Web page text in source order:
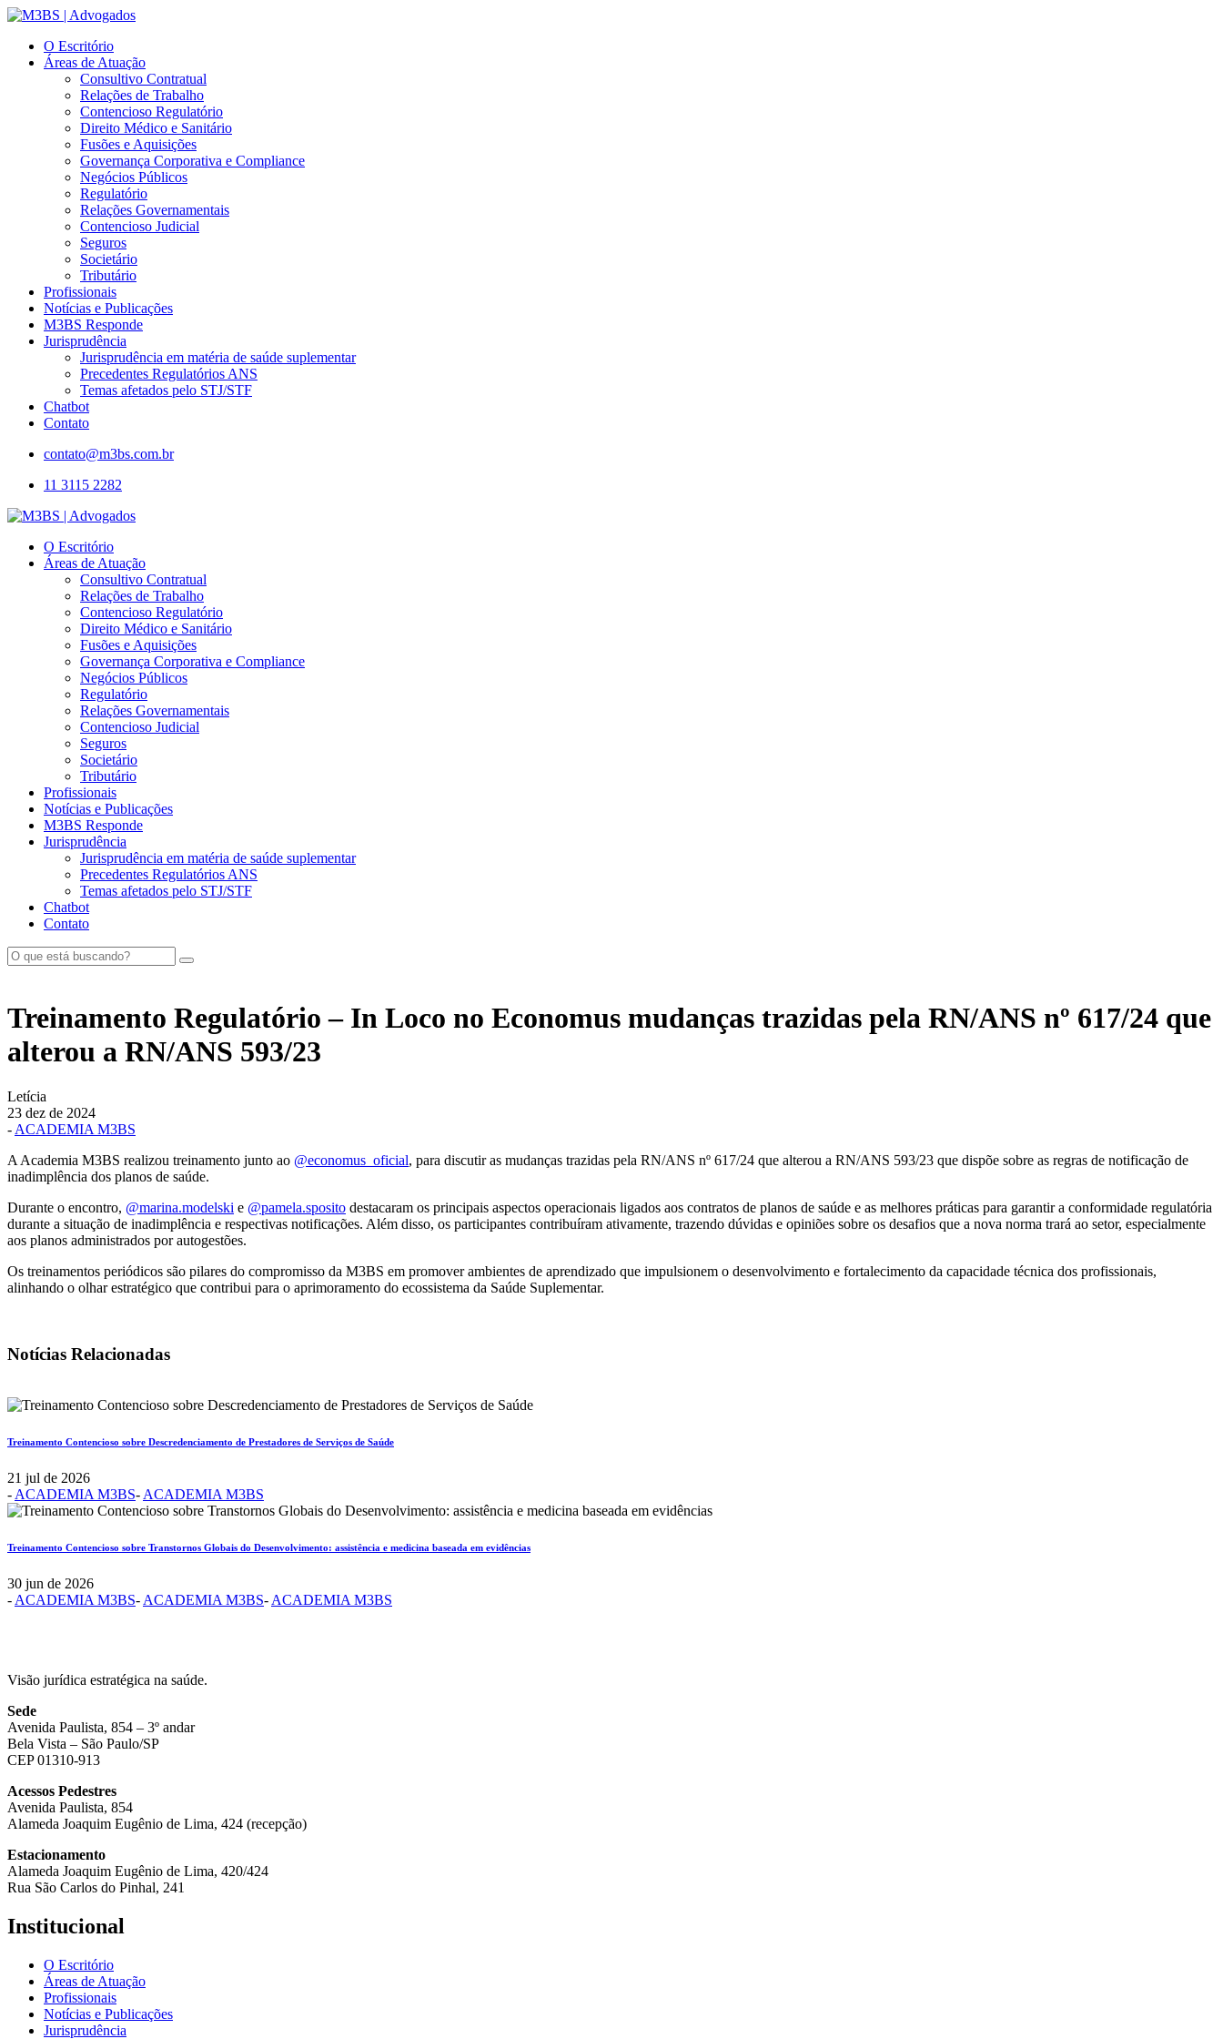
O Escritório
Áreas de Atuação
Consultivo Contratual
Relações de Trabalho
Contencioso Regulatório
Direito Médico e Sanitário
Fusões e Aquisições
Governança Corporativa e Compliance
Negócios Públicos
Regulatório
Relações Governamentais
Contencioso Judicial
Seguros
Societário
Tributário
Profissionais
Notícias e Publicações
M3BS Responde
Jurisprudência
Jurisprudência em matéria de saúde suplementar
Precedentes Regulatórios ANS
Temas afetados pelo STJ/STF
Chatbot
Contato
contato@m3bs.com.br
11 3115 2282
O Escritório
Áreas de Atuação
Consultivo Contratual
Relações de Trabalho
Contencioso Regulatório
Direito Médico e Sanitário
Fusões e Aquisições
Governança Corporativa e Compliance
Negócios Públicos
Regulatório
Relações Governamentais
Contencioso Judicial
Seguros
Societário
Tributário
Profissionais
Notícias e Publicações
M3BS Responde
Jurisprudência
Jurisprudência em matéria de saúde suplementar
Precedentes Regulatórios ANS
Temas afetados pelo STJ/STF
Chatbot
Contato
Treinamento Regulatório – In Loco no Economus mudanças trazidas pela RN/ANS nº 617/24 que
alterou a RN/ANS 593/23
Letícia
23 dez de 2024
- ACADEMIA M3BS
A Academia M3BS realizou treinamento junto ao @economus_oficial, para discutir as mudanças trazidas pela RN/ANS nº 617/24 que alterou a RN/ANS 593/23 que dispõe sobre as regras de notificação de
inadimplência dos planos de saúde.
Durante o encontro, @marina.modelski e @pamela.sposito destacaram os principais aspectos operacionais ligados aos contratos de planos de saúde e as melhores práticas para garantir a conformidade regulatória
durante a situação de inadimplência e respectivas notificações. Além disso, os participantes contribuíram ativamente, trazendo dúvidas e opiniões sobre os desafios que a nova norma trará ao setor, especialmente
aos planos administrados por autogestões.
Os treinamentos periódicos são pilares do compromisso da M3BS em promover ambientes de aprendizado que impulsionem o desenvolvimento e fortalecimento da capacidade técnica dos profissionais,
alinhando o olhar estratégico que contribui para o aprimoramento do ecossistema da Saúde Suplementar.
Notícias Relacionadas
Treinamento Contencioso sobre Descredenciamento de Prestadores de Serviços de Saúde
21 jul de 2026
- ACADEMIA M3BS- ACADEMIA M3BS
Treinamento Contencioso sobre Transtornos Globais do Desenvolvimento: assistência e medicina baseada em evidências
30 jun de 2026
- ACADEMIA M3BS- ACADEMIA M3BS- ACADEMIA M3BS
Visão jurídica estratégica na saúde.
Sede
Avenida Paulista, 854 – 3º andar
Bela Vista – São Paulo/SP
CEP 01310-913
Acessos Pedestres
Avenida Paulista, 854
Alameda Joaquim Eugênio de Lima, 424 (recepção)
Estacionamento
Alameda Joaquim Eugênio de Lima, 420/424
Rua São Carlos do Pinhal, 241
Institucional
O Escritório
Áreas de Atuação
Profissionais
Notícias e Publicações
Jurisprudência